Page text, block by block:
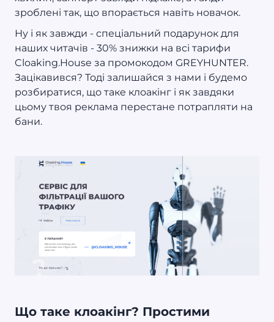
зроблені так, що впорається навіть новачок.
Ну і як завжди - спеціальний подарунок для
наших читачів - 30% знижки на всі тарифи
Cloaking.House за промокодом GREYHUNTER.
Зацікавився? Тоді залишайся з нами і будемо
розбиратися, що таке клоакінг і як завдяки
цьому твоя реклама перестане потрапляти на
бани.
Що таке клоакінг? Простими